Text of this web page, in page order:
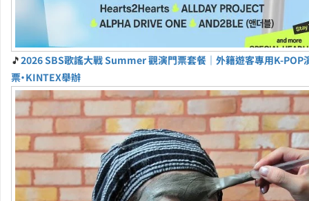
🎵2026 SBS歌謠大戰 Summer 觀演門票套餐｜外籍遊客專用K-POP
票・KINTEX舉辦